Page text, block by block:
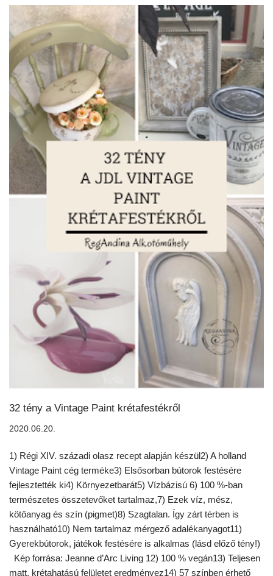
32 tény a Vintage Paint krétafestékről
2020.06.20.
1) Régi XIV. századi olasz recept alapján készül2) A holland
Vintage Paint cég terméke3) Elsősorban bútorok festésére
fejlesztették ki4) Környezetbarát5) Vízbázisú 6) 100 %-ban
természetes összetevőket tartalmaz,7) Ezek víz, mész,
kötőanyag és szín (pigmet)8) Szagtalan. Így zárt térben is
használható10) Nem tartalmaz mérgező adalékanyagot11)
Gyerekbútorok, játékok festésére is alkalmas (lásd előző tény!)
Kép forrása: Jeanne d’Arc Living 12) 100 % vegán13) Teljesen
matt, krétahatású felületet eredményez14) 57 színben érhető